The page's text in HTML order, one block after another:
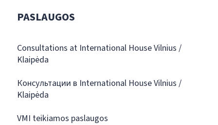
PASLAUGOS
Consultations at International House Vilnius /
Klaipėda
Консультации в International House Vilnius /
Klaipėda
VMI teikiamos paslaugos